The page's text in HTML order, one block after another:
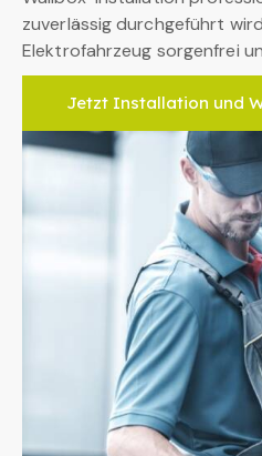
zuverlässig durchgeführt
Elektrofahrzeug sorgenfrei
Jetzt Installation und